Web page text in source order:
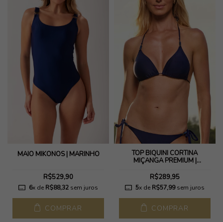
MAIÔ MIKONOS | MARINHO
R$529,90
6x de R$88,32sem juros
COMPRAR
TOP BIQUÍNI CORTINA
MIÇANGA PREMIUM |
R$289,95
5x de R$57,99sem juros
COMPRAR